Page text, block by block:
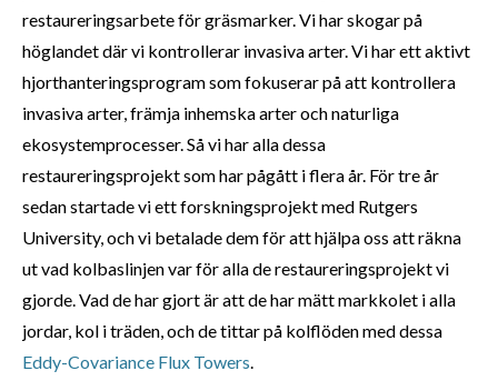
restaureringsarbete för gräsmarker. Vi har skogar på
höglandet där vi kontrollerar invasiva arter. Vi har ett aktivt
hjorthanteringsprogram som fokuserar på att kontrollera
invasiva arter, främja inhemska arter och naturliga
ekosystemprocesser. Så vi har alla dessa
restaureringsprojekt som har pågått i flera år. För tre år
sedan startade vi ett forskningsprojekt med Rutgers
University, och vi betalade dem för att hjälpa oss att räkna
ut vad kolbaslinjen var för alla de restaureringsprojekt vi
gjorde. Vad de har gjort är att de har mätt markkolet i alla
jordar, kol i träden, och de tittar på kolflöden med dessa
Eddy-Covariance Flux Towers.